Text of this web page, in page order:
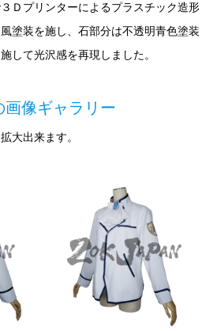
Ｄプリンターによるプラスチック造形
塗装を施し、石部分は不透明青色塗装
して光沢感を再現しました。
像ギャラリー
大出来ます。